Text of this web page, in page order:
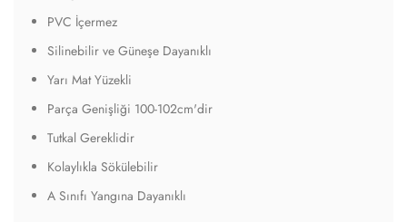
PVC İçermez
Silinebilir ve Güneşe Dayanıklı
Yarı Mat Yüzekli
Parça Genişliği 100-102cm'dir
Tutkal Gereklidir
Kolaylıkla Sökülebilir
A Sınıfı Yangına Dayanıklı